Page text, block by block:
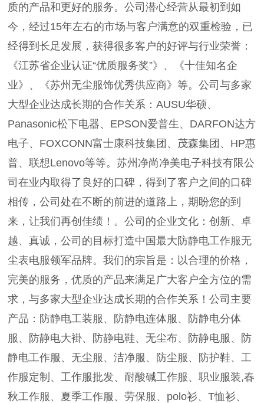
质的产品和更好的服务。公司潜心经营从最初到如
今，经过15年左右的市场与客户满意的双重检验，已
经得到长足发展，获得很多客户的好评与行业荣誉：
《江苏省企业认证“优质服务奖”》、《十佳知名企
业》、《苏州无尘服饰优秀供应商》等。公司与多家
大型企业达成长期的合作关系：AUSU华硕、
Panasonic松下电器、EPSON爱普生、DARFON达方
电子、FOXCONN富士康科技集团、茂森集团、HP惠
普、联想Lenovo等等。苏州净尚净美电子科技有限公
司在业内取得了良好的口碑，得到了客户之间的口碑
相传，公司处在不断的前进的道路上，期盼您的到
来，让我们再创佳绩！。公司的企业文化：创新、卓
越、真诚，公司的目标打造中国最大防静电工作服无
尘表电服领军品牌。我们的宗旨是：以合理的价格，
完美的服务，优质的产品来满足广大客户全方位的需
求，与多家大型企业达成长期的合作关系！公司主要
产品：防静电工装服、防静电连体服、防静电分体
服、防静电大褂、防静电鞋、无尘布、防静电服、防
静电工作服、无尘服、洁净服、防尘服、防护鞋、工
作服定制、工作服批发、耐酸碱工作服、职业服装,春
秋工作服、夏季工作服、劳保服、polo衫、T恤衫、